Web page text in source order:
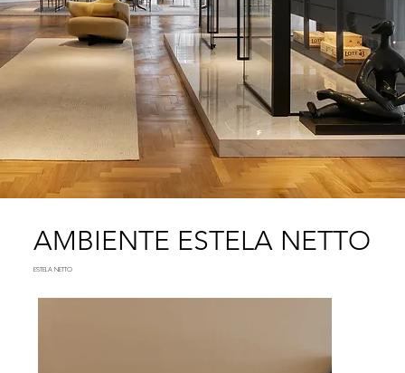
AMBIENTE ESTELA NETTO
ESTELA NETTO